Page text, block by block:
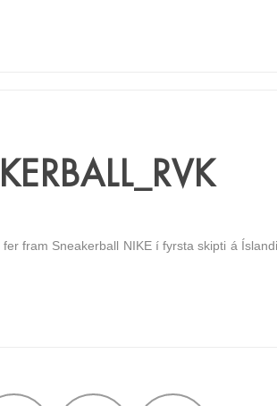
fram Sneakerball NIKE í fyrsta skipti á